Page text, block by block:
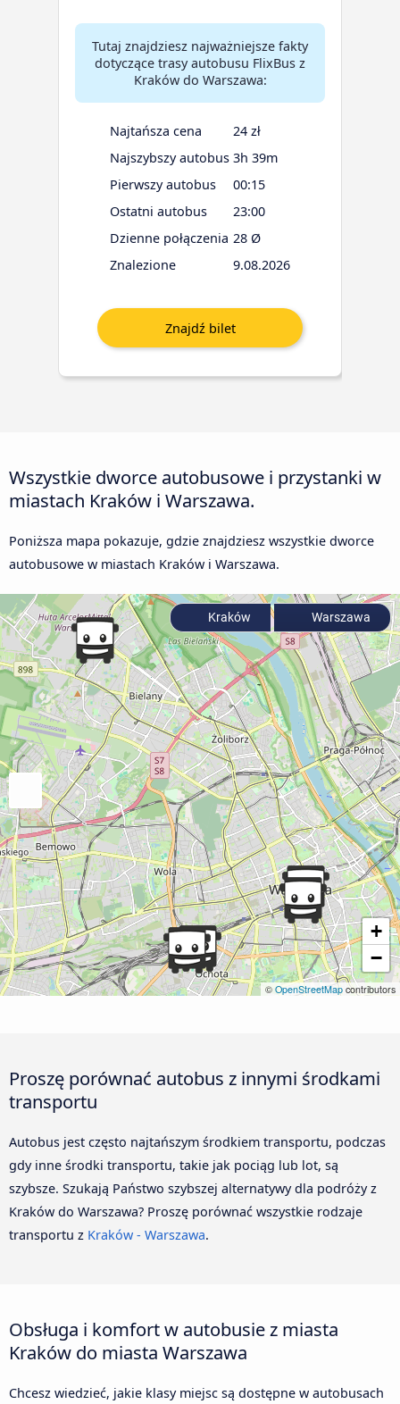
Tutaj znajdziesz najważniejsze fakty
dotyczące trasy autobusu FlixBus z
Kraków do Warszawa:
Najtańsza cena
24 zł
Najszybszy autobus 3h 39m
Pierwszy autobus
00:15
Ostatni autobus
23:00
Dzienne połączenia 28 Ø
Znalezione
9.08.2026
Wszystkie dworce autobusowe i przystanki w
miastach Kraków i Warszawa.
Poniższa mapa pokazuje, gdzie znajdziesz wszystkie dworce
autobusowe w miastach Kraków i Warszawa.
+
−
© OpenStreetMap contributors
Kraków Warszawa
Proszę porównać autobus z innymi środkami
transportu
Autobus jest często najtańszym środkiem transportu, podczas
gdy inne środki transportu, takie jak pociąg lub lot, są
szybsze. Szukają Państwo szybszej alternatywy dla podróży z
Kraków do Warszawa? Proszę porównać wszystkie rodzaje
transportu z Kraków - Warszawa.
Obsługa i komfort w autobusie z miasta
Kraków do miasta Warszawa
Chcesz wiedzieć, jakie klasy miejsc są dostępne w autobusach